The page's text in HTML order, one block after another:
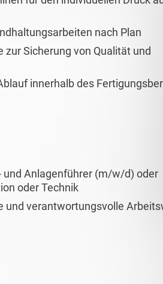
nach Plan
Sicherung von Qualität und
innerhalb des
und Anlagenführer (m/w/d) oder
oder Technik
und verantwortungsvolle